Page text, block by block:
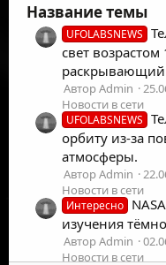
Название темы
UFOLABSNEWS
свет
раскрывающий
Автор Admin
Новости в сети
UFOLABSNEWS
орбиту из-за
атмосферы.
Автор Admin
Новости в сети
Интересно
изучения
Автор Admin
Новости в сети